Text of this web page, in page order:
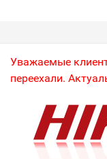
Уважаемые
переехали.